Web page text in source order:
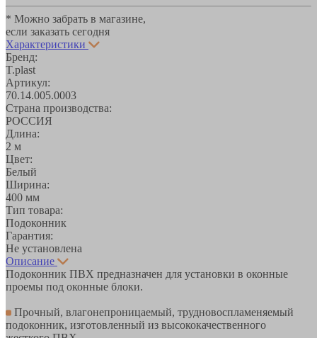
* Можно забрать в магазине,
если заказать сегодня
Характеристики
Бренд:
T.plast
Артикул:
70.14.005.0003
Страна производства:
РОССИЯ
Длина:
2 м
Цвет:
Белый
Ширина:
400 мм
Тип товара:
Подоконник
Гарантия:
Не установлена
Описание
Подоконник ПВХ предназначен для установки в оконные
проемы под оконные блоки.
Прочный, влагонепроницаемый, трудновоспламеняемый
подоконник, изготовленный из высококачественного